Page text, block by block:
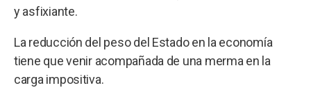
y asfixiante.
La reducción del peso del Estado en la economía
tiene que venir acompañada de una merma en la
carga impositiva.